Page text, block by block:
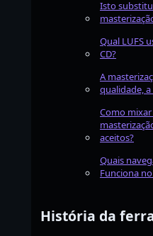
Isto
Qual LUFS
CD?
A
qualidade,
Como
aceitos?
Quais
Funciona
História da